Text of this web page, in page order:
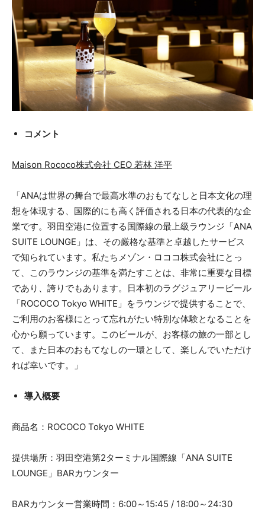
コメント
Maison Rococo株式会社 CEO 若林 洋平
「ANAは世界の舞台で最高水準のおもてなしと日本文化の理
想を体現する、国際的にも高く評価される日本の代表的な企
業です。羽田空港に位置する国際線の最上級ラウンジ「ANA
SUITE LOUNGE」は、その厳格な基準と卓越したサービス
で知られています。私たちメゾン・ロココ株式会社にとっ
て、このラウンジの基準を満たすことは、非常に重要な目標
であり、誇りでもあります。日本初のラグジュアリービール
「ROCOCO Tokyo WHITE」をラウンジで提供することで、
ご利用のお客様にとって忘れがたい特別な体験となることを
心から願っています。このビールが、お客様の旅の一部とし
て、また日本のおもてなしの一環として、楽しんでいただけ
れば幸いです。」
導入概要
商品名：ROCOCO Tokyo WHITE
提供場所：羽田空港第2ターミナル国際線「ANA SUITE
LOUNGE」BARカウンター
BARカウンター営業時間：6:00～15:45 / 18:00～24:30